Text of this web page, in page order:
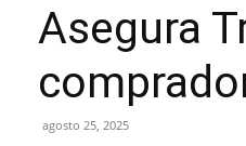
Asegura
agosto 25, 2025